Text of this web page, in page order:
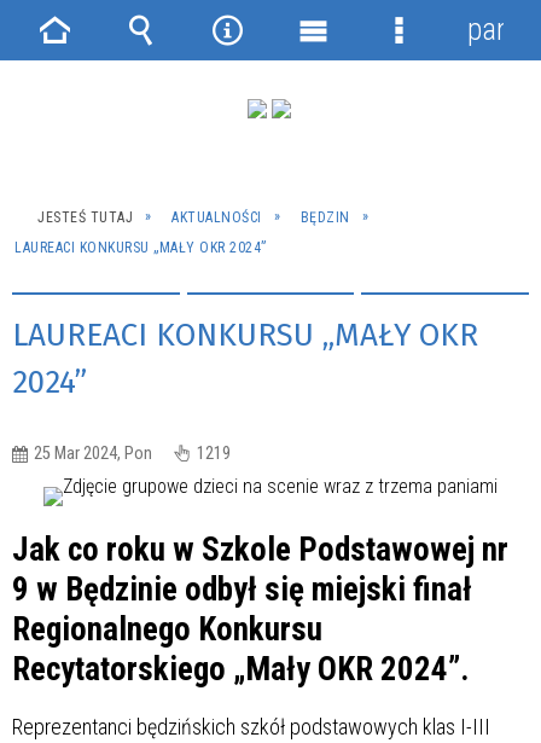
JESTEŚ TUTAJ AKTUALNOŚCI
BĘDZIN
LAUREACI KONKURSU „MAŁY OKR 2024”
LAUREACI KONKURSU „MAŁY OKR
2024”
25 Mar 2024, Pon 1219
Jak co roku w Szkole Podstawowej nr
9 w Będzinie odbył się miejski finał
Regionalnego Konkursu
Recytatorskiego „Mały OKR 2024”.
Reprezentanci będzińskich szkół podstawowych klas I-III
Strona Wyszukiwarka
NarzędziaMenu
Menu
panel